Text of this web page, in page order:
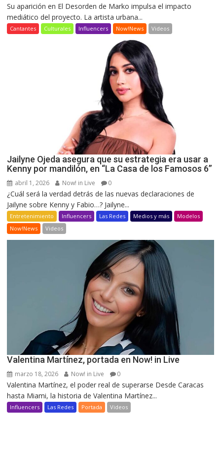
Su aparición en El Desorden de Marko impulsa el impacto
mediático del proyecto. La artista urbana...
Cantantes Culturales Influencers Now!News Videos
Jailyne Ojeda asegura que su estrategia era usar a
Kenny por mandilón, en “La Casa de los Famosos 6”
abril 1, 2026 Now! in Live 0
¿Cuál será la verdad detrás de las nuevas declaraciones de
Jailyne sobre Kenny y Fabio…? Jailyne...
Entretenimiento Influencers Las Redes Medios y más
Modelos
Now!News
Videos
Valentina Martínez, portada en Now! in Live
marzo 18, 2026 Now! in Live 0
Valentina Martínez, el poder real de superarse Desde Caracas
hasta Miami, la historia de Valentina Martínez...
Influencers Las Redes Portada Videos